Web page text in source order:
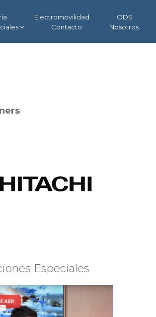
Electromovilidad
ODS
Contacto
Nosotros
Especiales